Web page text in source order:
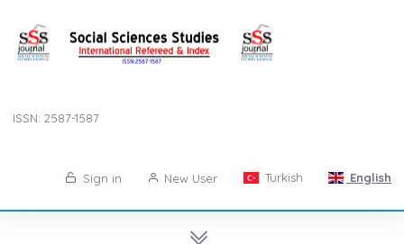
ISSN: 2587-1587
Sign in New User Turkish English